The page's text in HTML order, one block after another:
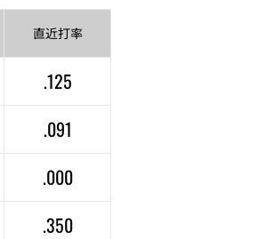
直近打率
.125
.091
.000
.350